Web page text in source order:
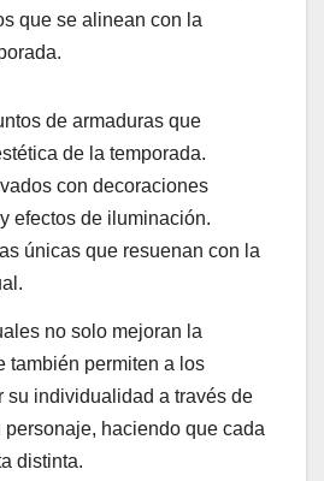
que se alinean con la
de armaduras que
de la temporada.
con decoraciones
efectos de iluminación.
únicas que resuenan con la
no solo mejoran la
también permiten a los
su individualidad a través de
personaje, haciendo que cada
distinta.